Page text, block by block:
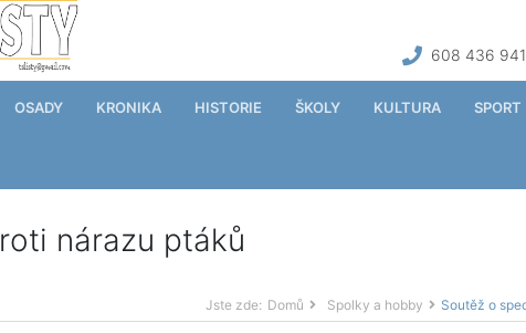
608 436 941
OSADY KRONIKA HISTORIE ŠKOLY KULTURA SPORT
nárazu ptáků
Jste zde: Domů Spolky a hobby